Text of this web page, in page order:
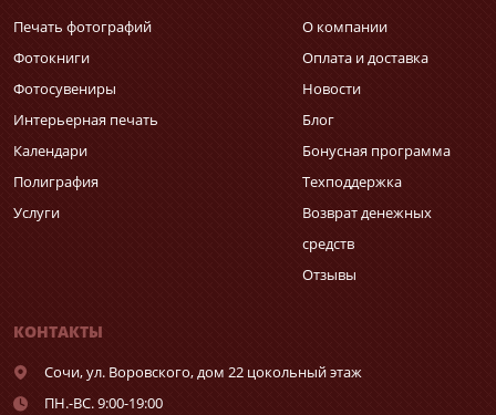
Печать фотографий
Фотокниги
Фотосувениры
Интерьерная печать
Календари
Полиграфия
Услуги
О компании
Оплата и доставка
Новости
Блог
Бонусная программа
Техподдержка
Возврат денежных
средств
Отзывы
КОНТАКТЫ
Сочи,ул. Воровского, дом 22 цокольный этаж
ПН.-ВС. 9:00-19:00